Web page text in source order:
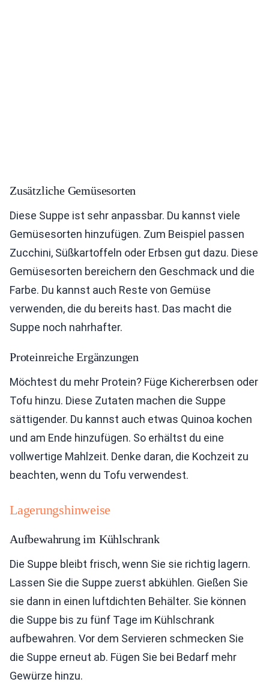
Zusätzliche Gemüsesorten
Diese Suppe ist sehr anpassbar. Du kannst viele
Gemüsesorten hinzufügen. Zum Beispiel passen
Zucchini, Süßkartoffeln oder Erbsen gut dazu. Diese
Gemüsesorten bereichern den Geschmack und die
Farbe. Du kannst auch Reste von Gemüse
verwenden, die du bereits hast. Das macht die
Suppe noch nahrhafter.
Proteinreiche Ergänzungen
Möchtest du mehr Protein? Füge Kichererbsen oder
Tofu hinzu. Diese Zutaten machen die Suppe
sättigender. Du kannst auch etwas Quinoa kochen
und am Ende hinzufügen. So erhältst du eine
vollwertige Mahlzeit. Denke daran, die Kochzeit zu
beachten, wenn du Tofu verwendest.
Lagerungshinweise
Aufbewahrung im Kühlschrank
Die Suppe bleibt frisch, wenn Sie sie richtig lagern.
Lassen Sie die Suppe zuerst abkühlen. Gießen Sie
sie dann in einen luftdichten Behälter. Sie können
die Suppe bis zu fünf Tage im Kühlschrank
aufbewahren. Vor dem Servieren schmecken Sie
die Suppe erneut ab. Fügen Sie bei Bedarf mehr
Gewürze hinzu.